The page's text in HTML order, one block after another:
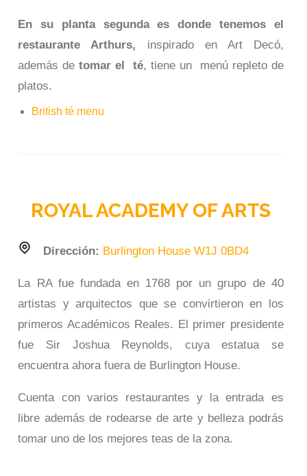
En su planta segunda es donde tenemos el
restaurante Arthurs, inspirado en Art Decó,
además detomar el té, tiene un menú repleto de
platos.
British té menu
ROYAL ACADEMY OF ARTS
Dirección: Burlington House W1J 0BD4
La RA fue fundada en 1768 por un grupo de 40
artistas y arquitectos que se convirtieron en los
primeros Académicos Reales. El primer presidente
fue Sir Joshua Reynolds, cuya estatua se
encuentra ahora fuera de Burlington House.
Cuenta con varios restaurantes y la entrada es
libre además de rodearse de arte y belleza podrás
tomar uno de los mejores teas de la zona.